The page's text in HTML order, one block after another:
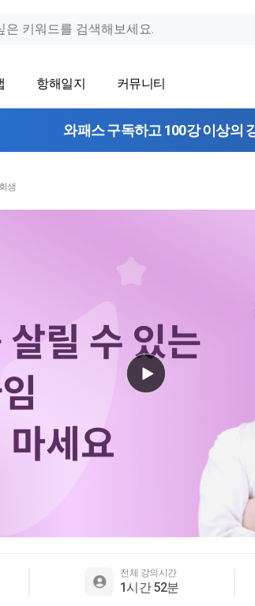
항해일지 커뮤니티
와패스 구독하고 100강 이상의
생
전체 강의시간
1시간 52분